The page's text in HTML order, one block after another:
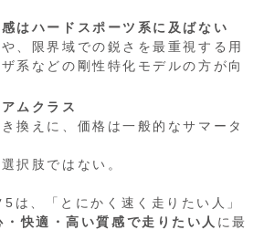
はハードスポーツ系に及ばない
、限界域での鋭さを最重視する用
系などの剛性特化モデルの方が向
ムクラス
換えに、価格は一般的なサマータ
択肢ではない。
は、「とにかく速く走りたい人」
・快適・高い質感で走りたい人 に最